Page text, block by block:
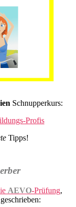
Schnupperkurs:
Profis
Tipps!
AEVO-Prüfung,